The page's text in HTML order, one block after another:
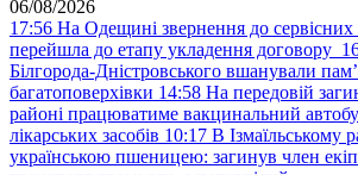
06/08/2026
17:56 На Одещині звернення до сервісних
перейшла до етапу укладення договору
Білгорода-Дністровського вшанували
багатоповерхівки 14:58 На передовій
районі працюватиме вакцинальний
лікарських засобів 10:17 В Ізмаїльському
українською пшеницею: загинув член